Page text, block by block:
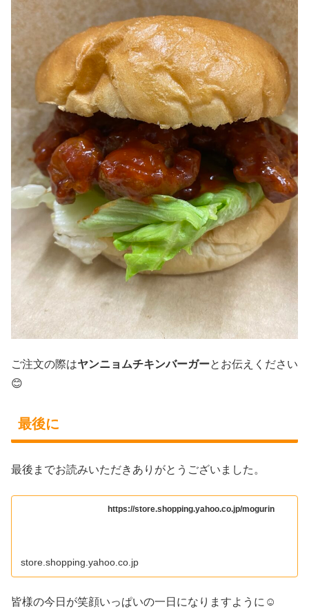
ご注文の際はヤンニョムチキンバーガーとお伝えください
😊
最後に
最後までお読みいただきありがとうございました。
https://store.shopping.yahoo.co.jp/mogurin
store.shopping.yahoo.co.jp
皆様の今日が笑顔いっぱいの一日になりますように☺